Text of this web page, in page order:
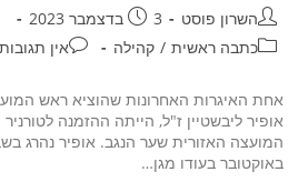
השרון פוסט
3 בדצמבר 2023
כתבה ראשית / קהילה אין תגובות
אחת האיגרות האחרונות שהוציא ראש
אופיר ליבשטיין ז"ל, הייתה ההזמנה
באוקטובר בעודו מגן…